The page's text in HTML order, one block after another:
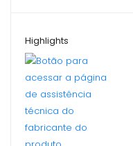
Highlights